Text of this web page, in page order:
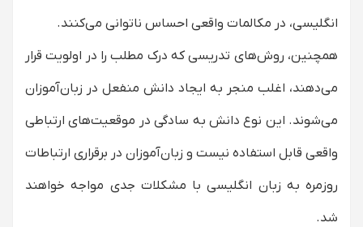
انگلیسی، در مکالمات واقعی احساس ناتوانی می‌کنند.
همچنین، روش‌های تدریسی که درک مطلب را در اولویت قرار
می‌دهند، اغلب منجر به ایجاد دانش منفعل در زبان‌آموزان
می‌شوند. این نوع دانش به سادگی در موقعیت‌های ارتباطی
واقعی قابل استفاده نیست و زبان‌آموزان در برقراری ارتباطات
روزمره به زبان انگلیسی با مشکلات جدی مواجه خواهند
شد.